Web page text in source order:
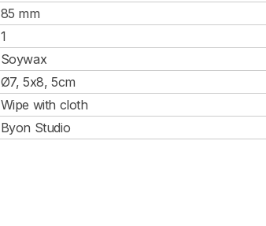
85 mm
1
Soywax
Ø7, 5x8, 5cm
Wipe with cloth
Byon Studio